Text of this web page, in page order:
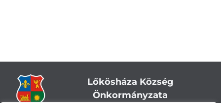
Lőkösháza Község
Önkormányzata